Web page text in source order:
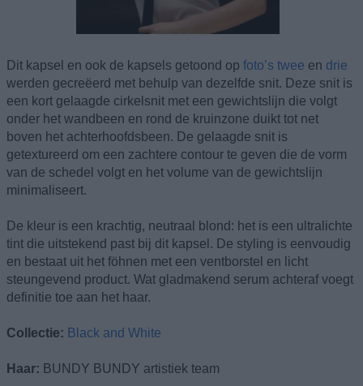
Dit kapsel en ook de kapsels getoond op foto’s twee en drie
werden gecreëerd met behulp van dezelfde snit. Deze snit is
een kort gelaagde cirkelsnit met een gewichtslijn die volgt
onder het wandbeen en rond de kruinzone duikt tot net
boven het achterhoofdsbeen. De gelaagde snit is
getextureerd om een zachtere contour te geven die de vorm
van de schedel volgt en het volume van de gewichtslijn
minimaliseert.
De kleur is een krachtig, neutraal blond: het is een ultralichte
tint die uitstekend past bij dit kapsel. De styling is eenvoudig
en bestaat uit het föhnen met een ventborstel en licht
steungevend product. Wat gladmakend serum achteraf voegt
definitie toe aan het haar.
Collectie: Black and White
Haar: BUNDY BUNDY artistiek team